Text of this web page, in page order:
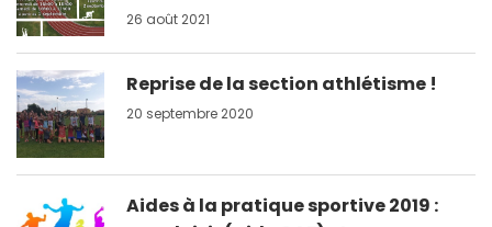
26 août 2021
Reprise de la section athlétisme !
20 septembre 2020
Aides à la pratique sportive 2019 :